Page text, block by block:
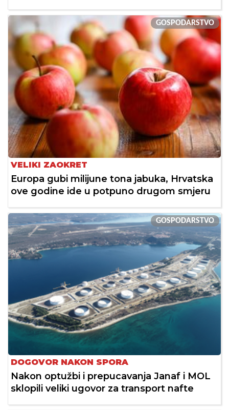
GOSPODARSTVO
VELIKI ZAOKRET
Europa gubi milijune tona jabuka, Hrvatska
ove godine ide u potpuno drugom smjeru
GOSPODARSTVO
DOGOVOR NAKON SPORA
Nakon optužbi i prepucavanja Janaf i MOL
sklopili veliki ugovor za transport nafte